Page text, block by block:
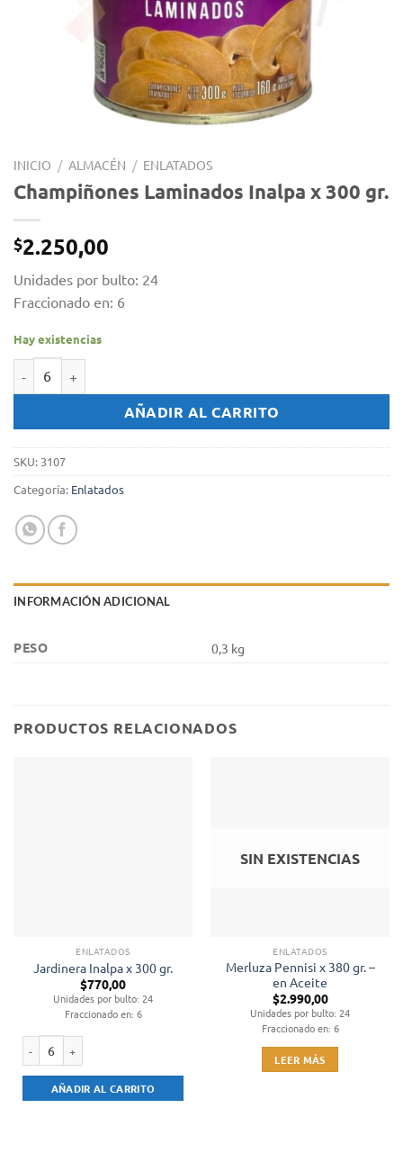
INICIO / ALMACÉN / ENLATADOS
Champiñones Laminados Inalpa x 300 gr.
$2.250,00
Unidades por bulto: 24
Fraccionado en: 6
Hay existencias
Champiñones Laminados Inalpa x 300 gr. cantidad
AÑADIR AL CARRITO
SKU: 3107
Categoría: Enlatados
INFORMACIÓN ADICIONAL
PESO 0,3 kg
PRODUCTOS RELACIONADOS
ENLATADOS
Jardinera Inalpa x 300 gr.
$770,00
Unidades por bulto: 24
Fraccionado en: 6
AÑADIR AL CARRITO
SIN EXISTENCIAS
ENLATADOS
Merluza Pennisi x 380 gr. –
en Aceite
$2.990,00
Unidades por bulto: 24
Fraccionado en: 6
LEER MÁS